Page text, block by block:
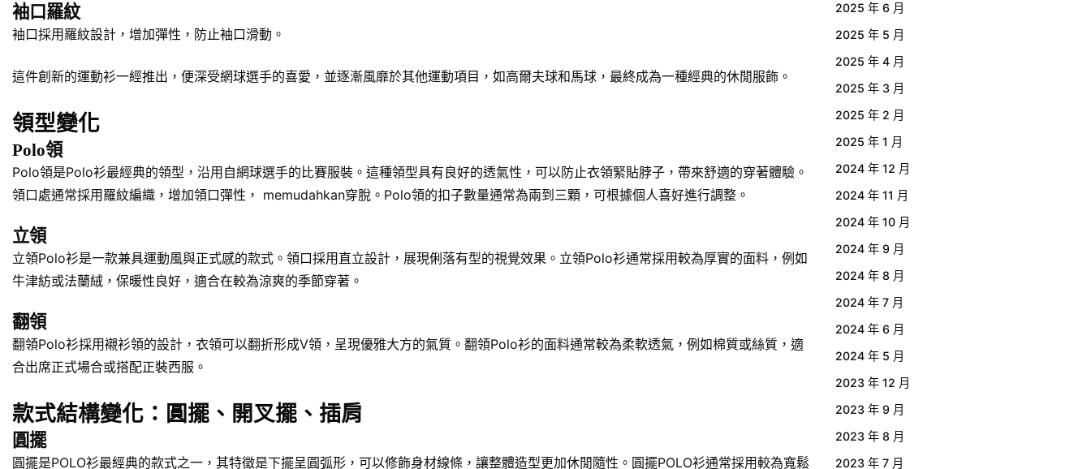
袖口羅紋
袖口採用羅紋設計，增加彈性，防止袖口滑動。
這件創新的運動衫一經推出，便深受網球選手的喜愛，並逐漸風靡於其他運動項目，如高爾夫球和馬球，最終成為一種經典的休閒服飾。
領型變化
Polo領
Polo領是Polo衫最經典的領型，沿用自網球選手的比賽服裝。這種領型具有良好的透氣性，可以防止衣領緊貼脖子，帶來舒適的穿著體驗。
領口處通常採用羅紋編織，增加領口彈性， memudahkan穿脫。Polo領的扣子數量通常為兩到三顆，可根據個人喜好進行調整。
立領
立領Polo衫是一款兼具運動風與正式感的款式。領口採用直立設計，展現俐落有型的視覺效果。立領Polo衫通常採用較為厚實的面料，例如
牛津紡或法蘭絨，保暖性良好，適合在較為涼爽的季節穿著。
翻領
翻領Polo衫採用襯衫領的設計，衣領可以翻折形成V領，呈現優雅大方的氣質。翻領Polo衫的面料通常較為柔軟透氣，例如棉質或絲質，適
合出席正式場合或搭配正裝西服。
款式結構變化：圓擺、開叉擺、插肩
圓擺
圓擺是POLO衫最經典的款式之一，其特徵是下擺呈圓弧形，可以修飾身材線條，讓整體造型更加休閒隨性。圓擺POLO衫通常採用較為寬鬆
2025 年 6 月
2025 年 5 月
2025 年 4 月
2025 年 3 月
2025 年 2 月
2025 年 1 月
2024 年 12 月
2024 年 11 月
2024 年 10 月
2024 年 9 月
2024 年 8 月
2024 年 7 月
2024 年 6 月
2024 年 5 月
2023 年 12 月
2023 年 9 月
2023 年 8 月
2023 年 7 月